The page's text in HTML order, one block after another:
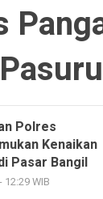
Polres
Kenaikan
Pasar Bangil
12:29 WIB